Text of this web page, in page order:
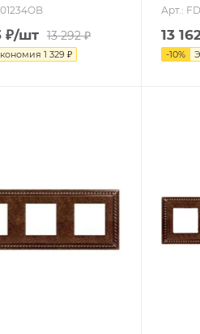
₽/шт 13 292₽
1 329 ₽
Арт.:
13
-10%